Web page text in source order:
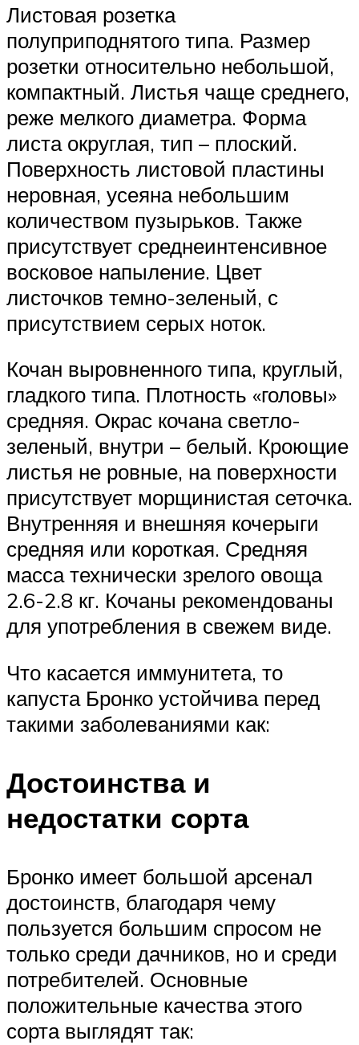
Листовая розетка
полуприподнятого типа. Размер
розетки относительно небольшой,
компактный. Листья чаще среднего,
реже мелкого диаметра. Форма
листа округлая, тип – плоский.
Поверхность листовой пластины
неровная, усеяна небольшим
количеством пузырьков. Также
присутствует среднеинтенсивное
восковое напыление. Цвет
листочков темно-зеленый, с
присутствием серых ноток.
Кочан выровненного типа, круглый,
гладкого типа. Плотность «головы»
средняя. Окрас кочана светло-
зеленый, внутри – белый. Кроющие
листья не ровные, на поверхности
присутствует морщинистая сеточка.
Внутренняя и внешняя кочерыги
средняя или короткая. Средняя
масса технически зрелого овоща
2.6-2.8 кг. Кочаны рекомендованы
для употребления в свежем виде.
Что касается иммунитета, то
капуста Бронко устойчива перед
такими заболеваниями как:
Достоинства и
недостатки сорта
Бронко имеет большой арсенал
достоинств, благодаря чему
пользуется большим спросом не
только среди дачников, но и среди
потребителей. Основные
положительные качества этого
сорта выглядят так: